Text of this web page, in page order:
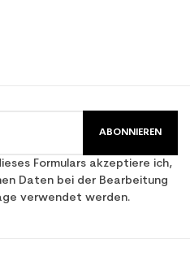
ABONNIEREN
Formulars akzeptiere ich,
Daten bei der Bearbeitung
verwendet werden.